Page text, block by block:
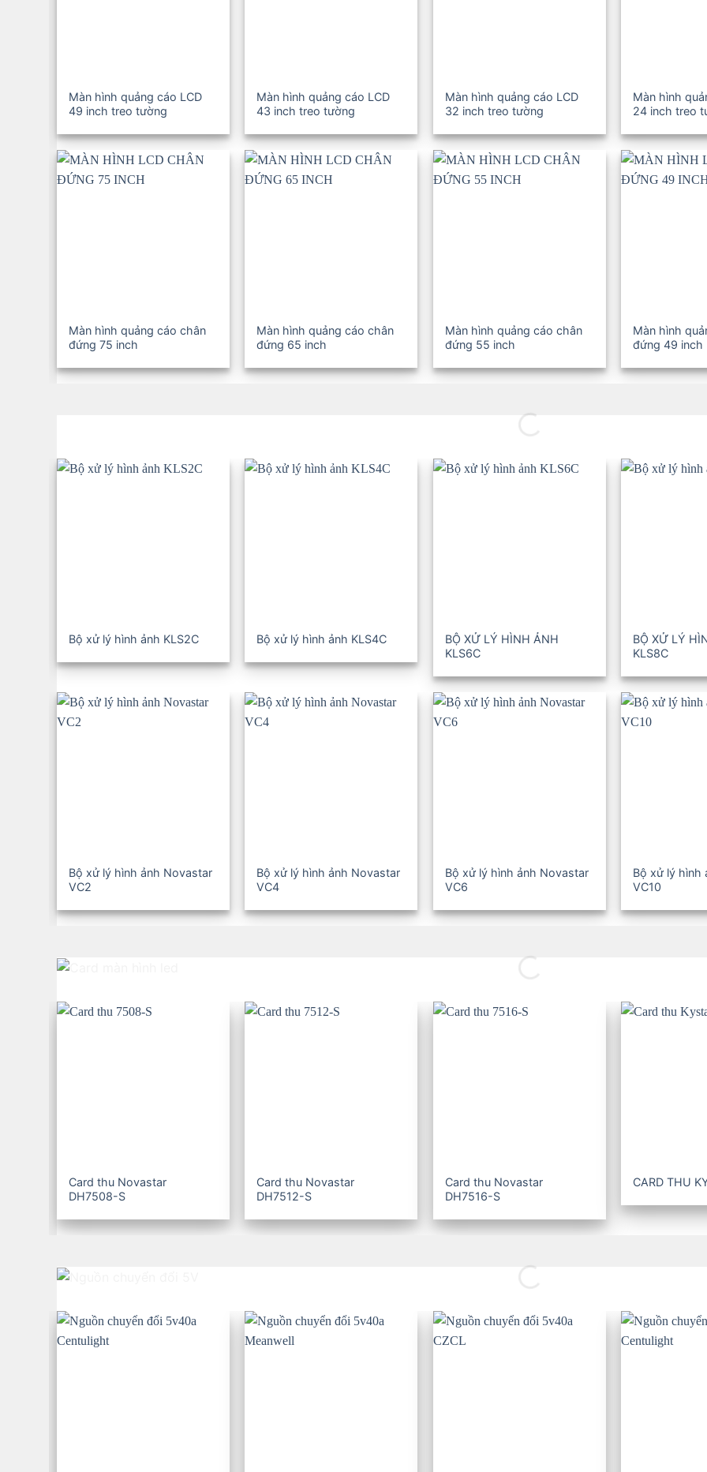
Màn hình quảng cáo LCD
49 inch treo tường
Màn hình quảng cáo LCD
43 inch treo tường
Màn hình quảng cáo LCD
32 inch treo tường
Màn hình
24 inch treo
Màn hình quảng cáo chân
đứng 75 inch
Màn hình quảng cáo chân
đứng 65 inch
Màn hình quảng cáo chân
đứng 55 inch
Màn hình
đứng 49 inch
Bộ xử lý hình ảnh KLS2C Bộ xử lý hình ảnh KLS4C
BỘ XỬ LÝ HÌNH ẢNH
KLS6C
BỘ XỬ LÝ
KLS8C
Bộ xử lý hình ảnh Novastar
VC2
Bộ xử lý hình ảnh Novastar
VC4
Bộ xử lý hình ảnh Novastar
VC6
Bộ xử lý hình
VC10
Card thu Novastar
DH7508-S
Card thu Novastar
DH7512-S
Card thu Novastar
DH7516-S
CARD THU